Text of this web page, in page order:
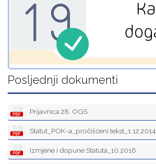
Posljednji dokumenti
Prijavnica 28. OGS
Statut_POK-a_pročišćeni tekst_1.12.2014
Izmjene i dopune Statuta_10.2016